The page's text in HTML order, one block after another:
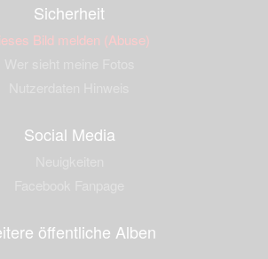
Sicherheit
Bild melden (Abuse)
Social Media
öffentliche Alben